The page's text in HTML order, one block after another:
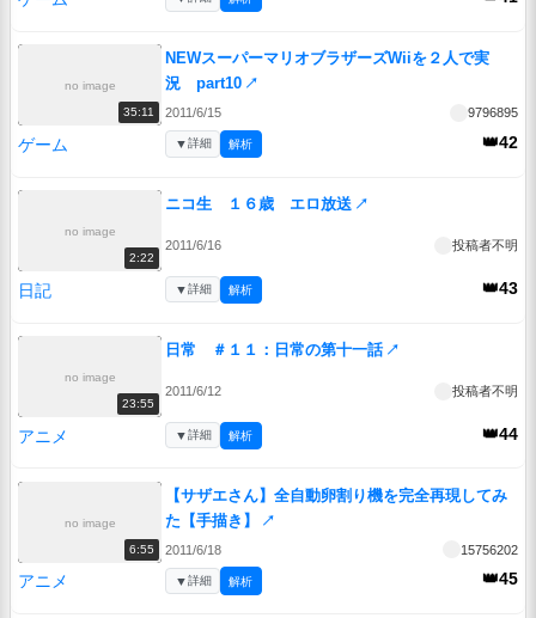
no image
35:11
NEWスーパーマリオブラザーズWiiを２人で実
況 part10 ↗
2011/6/15 9796895
ゲーム 👑42
▼詳細 解析
no image
2:22
ニコ生 １６歳 エロ放送 ↗
2011/6/16 投稿者不明
日記 👑43
▼詳細 解析
no image
23:55
日常 ＃１１：日常の第十一話 ↗
2011/6/12 投稿者不明
アニメ 👑44
▼詳細 解析
no image
6:55
【サザエさん】全自動卵割り機を完全再現してみ
た【手描き】
↗
2011/6/18 15756202
アニメ 👑45
▼詳細 解析